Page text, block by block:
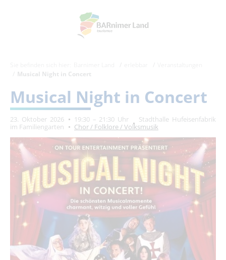
Musical Night in Concert
Musical Night in Concert
23. Oktober 2026 19:30 – 21:30 Uhr
Stadthalle Hufeisenfabrik
im Familiengarten
Chor / Folklore / Volksmusik